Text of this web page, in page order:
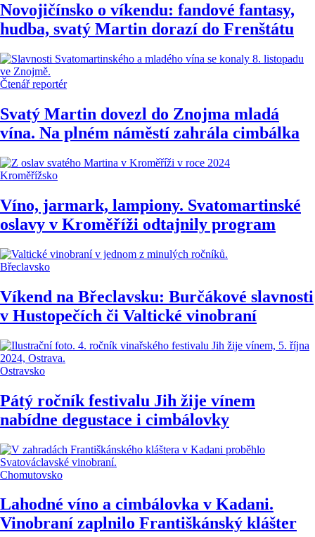
Novojičínsko o víkendu: fandové fantasy,
hudba, svatý Martin dorazí do Frenštátu
Čtenář reportér
Svatý Martin dovezl do Znojma mladá
vína. Na plném náměstí zahrála cimbálka
Kroměřížsko
Víno, jarmark, lampiony. Svatomartinské
oslavy v Kroměříži odtajnily program
Břeclavsko
Víkend na Břeclavsku: Burčákové slavnosti
v Hustopečích či Valtické vinobraní
Ostravsko
Pátý ročník festivalu Jih žije vínem
nabídne degustace i cimbálovky
Chomutovsko
Lahodné víno a cimbálovka v Kadani.
Vinobraní zaplnilo Františkánský klášter